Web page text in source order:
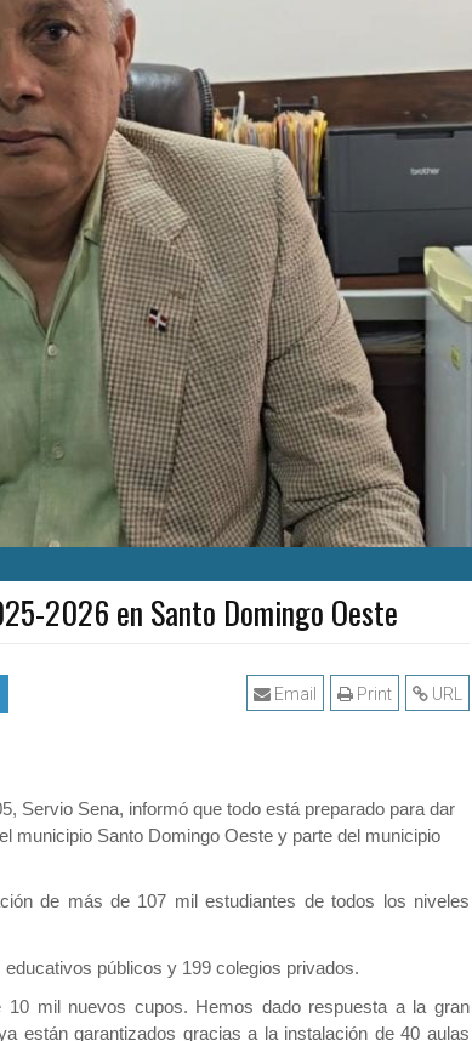
2026 en Santo Domingo Oeste
URL
Print
Email
Servio Sena, informó que todo está preparado para dar
municipio Santo Domingo Oeste y parte del municipio
de más de 107 mil estudiantes de todos los niveles
públicos y 199 colegios privados.
mil nuevos cupos. Hemos dado respuesta a la gran
están garantizados gracias a la instalación de 40 aulas